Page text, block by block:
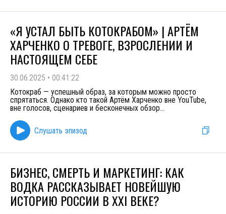
«Я УСТАЛ БЫТЬ КОТОКРАБОМ» | АРТЁМ
ХАРЧЕНКО О ТРЕВОГЕ, ВЗРОСЛЕНИИ И
НАСТОЯЩЕМ СЕБЕ
30.06.2025 • 00:41:22
Котокраб — успешный образ, за которым можно просто
спрятаться. Однако кто такой Артём Харченко вне YouTube,
вне голосов, сценариев и бесконечных обзор...
Слушать эпизод
БИЗНЕС, СМЕРТЬ И МАРКЕТИНГ: КАК
ВОДКА РАССКАЗЫВАЕТ НОВЕЙШУЮ
ИСТОРИЮ РОССИИ В XXI ВЕКЕ?